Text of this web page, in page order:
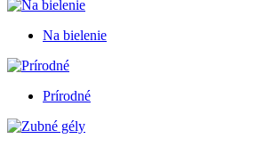
Na bielenie
Prírodné